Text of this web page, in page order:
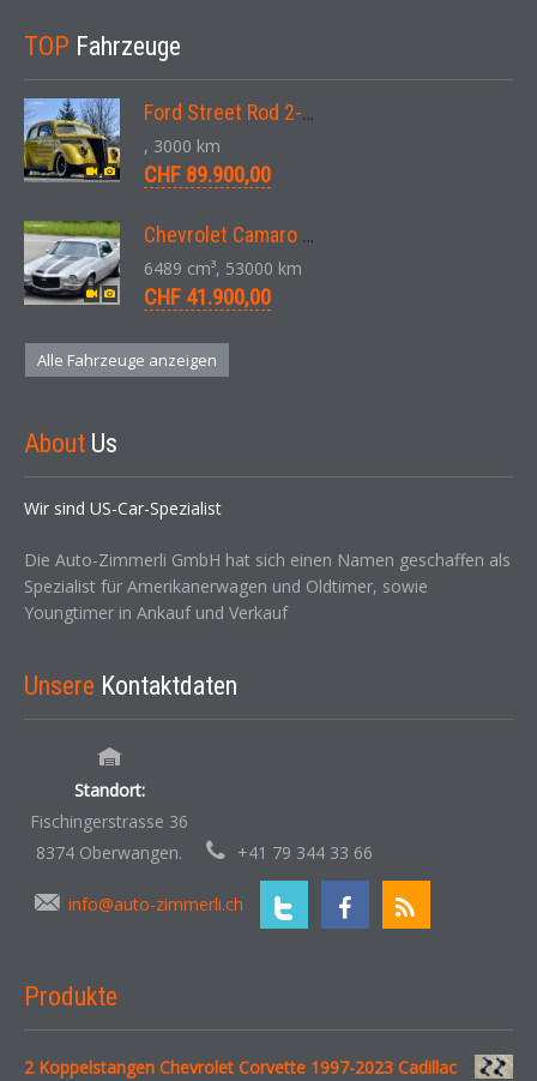
TOP Fahrzeuge
Ford Street Rod 2-Door V8 Aut. 1937
, 3000 km
CHF 89.900,00
Chevrolet Camaro SS 396 LS3 Coupe Aut. 1971
6489 cm³, 53000 km
CHF 41.900,00
Alle Fahrzeuge anzeigen
About Us
Wir sind US-Car-Spezialist
Die Auto-Zimmerli GmbH hat sich einen Namen geschaffen als
Spezialist für Amerikanerwagen und Oldtimer, sowie
Youngtimer in Ankauf und Verkauf
Unsere Kontaktdaten
Standort:
Fischingerstrasse 36
8374 Oberwangen.
+41 79 344 33 66
info@auto-zimmerli.ch
Produkte
2 Koppelstangen Chevrolet Corvette 1997-2023 Cadillac